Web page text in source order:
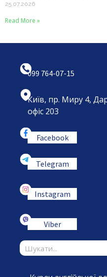
25.07.2026
Read More »
099 764-07-15
Київ, пр. Миру 4,
офіс 203
Facebook
Telegram
Instagram
Viber